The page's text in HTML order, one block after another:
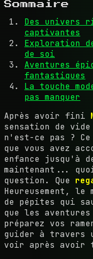
Sommaire
Des univers
captivantes
Exploration
de soi
Aventures
fantastiques
La touche
pas manquer
Après avoir fini
sensation de
n'est-ce pas ? Ce
que vous avez
enfance jusqu'à
maintenant...
question. Que
Heureusement, le
de pépites qui
que les
préparez vos
guider à travers
voir après avoir